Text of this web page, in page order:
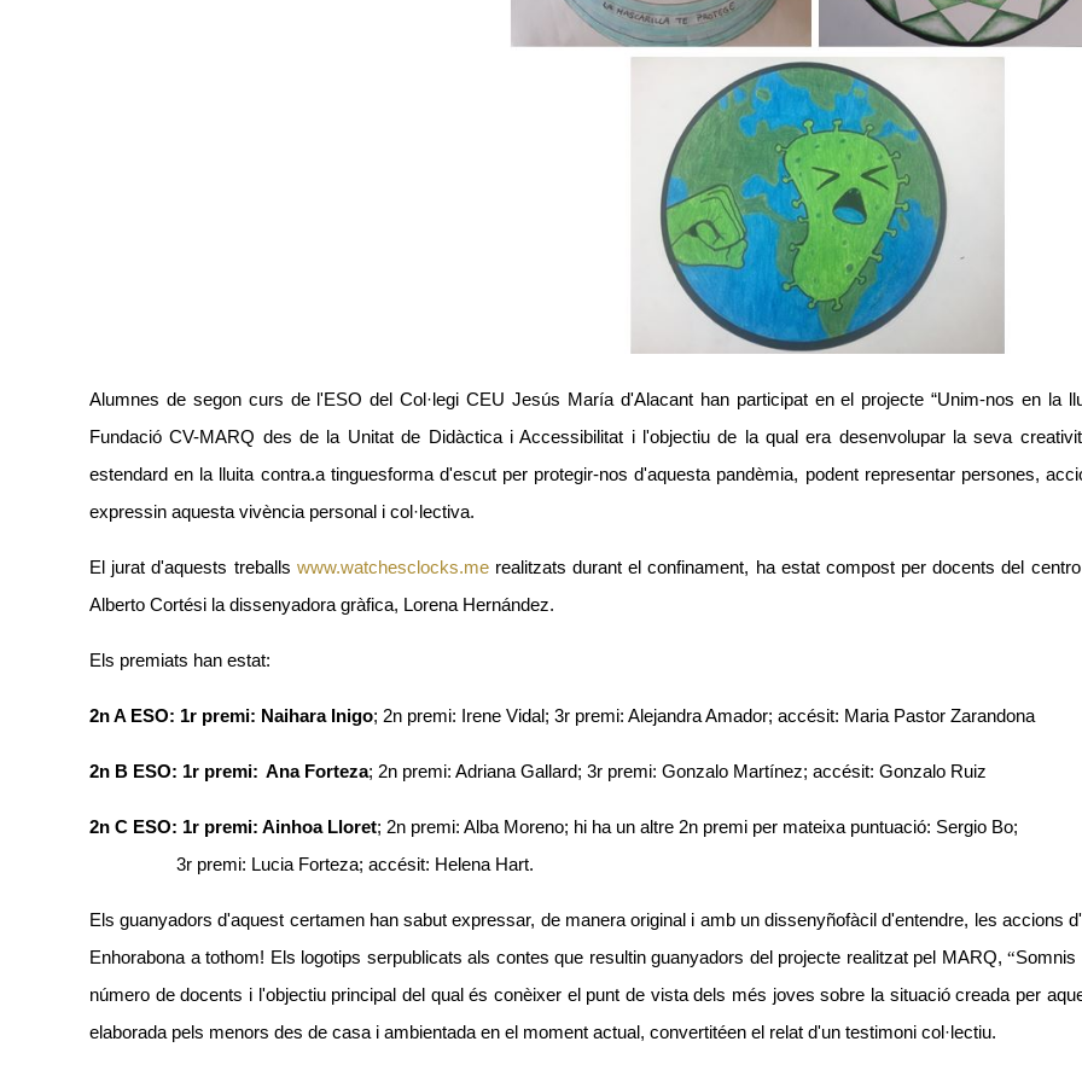
Alumnes de segon curs de l'ESO del Col·legi CEU Jesús María d'Alacant han participat en el projecte “Unim-nos en la
Fundació CV-MARQ des de la Unitat de Didàctica i Accessibilitat i l'objectiu de la qual era desenvolupar la seva
estendard en la lluita contra.a tinguesforma d'escut per protegir-nos d'aquesta pandèmia, podent representar persones,
expressin aquesta vivència personal i col·lectiva.
El jurat d'aquests treballs www.watchesclocks.merealitzats durant el confinament, ha estat compost per docents del c
Alberto Cortési la dissenyadora gràfica, Lorena Hernández.
Els premiats han estat:
2n A ESO: 1r premi: Naihara I nigo; 2n premi: Irene Vidal ; 3r premi: Alejandra Amador; accésit: Maria Pastor Zarandona
2n B ESO: 1r premi: Ana Forteza; 2n premi: Adriana Gall ard; 3r premi: Gonzalo Martínez; accésit: Gonzalo Ruiz
2n C ESO: 1r premi: Ainhoa Lloret; 2n premi: Alba Moreno; hi ha un altre 2n premi per mateixa puntuació: Sergio Bo;
3r premi: Lucia Forteza; accésit: Helena Hart.
Els guanyadors d'aquest certamen han sabut expressar, de manera original i ambun dissenyñofàcil d'entendre, les accions
Enhorabona a tothom! Els logotips serpublicats als contes que resultin guanyadors del projecte realitzat pel MARQ,“Somnis
número de docents i l'objectiu principal del qual és conèixer el punt de vista dels més joves sobre la situació creada per
elaborada pels menors des de casa i ambientada en el moment actual, convertitéen el relat d'un testimoni col·lectiu.